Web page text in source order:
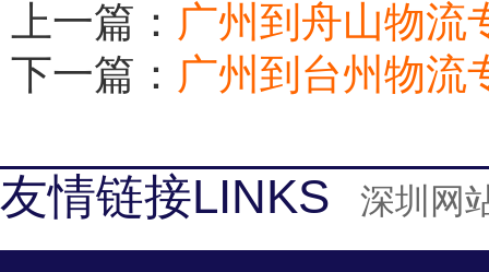
上一篇： 广州到舟山物流
下一篇： 广州到台州物流
友情链接LINKS 深圳网